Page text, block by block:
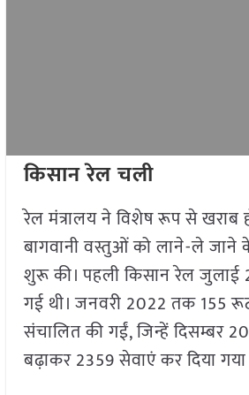
किसान रेल चली
रेल मंत्रालय ने विशेष रूप से खराब
बागवानी वस्तुओं को लाने-ले जाने
शुरू की। पहली किसान रेल
गई थी। जनवरी 2022 तक 155
संचालित की गईं, जिन्हें दिसम्बर
बढ़ाकर 2359 सेवाएं कर दिया